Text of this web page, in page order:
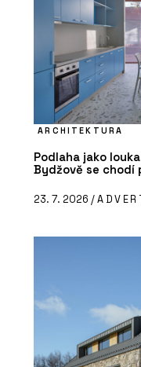
ARCHITEKTURA
Podlaha jako
Bydžově se chodí
23. 7. 2026 /